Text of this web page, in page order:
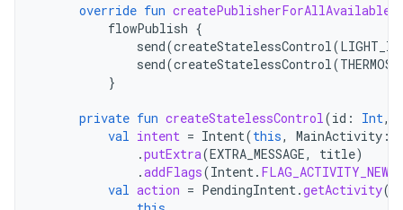
override fun createPublisherForAllAvailable
flowPublish {
send(createStatelessControl(LIGHT_ID
send(createStatelessControl(
}
private fun createStatelessControl(id : Int,
val intent = Intent(this, MainActivity ::
.putExtra(EXTRA_MESSAGE, title)
.addFlags(Intent.
val action = PendingIntent.getActivity(